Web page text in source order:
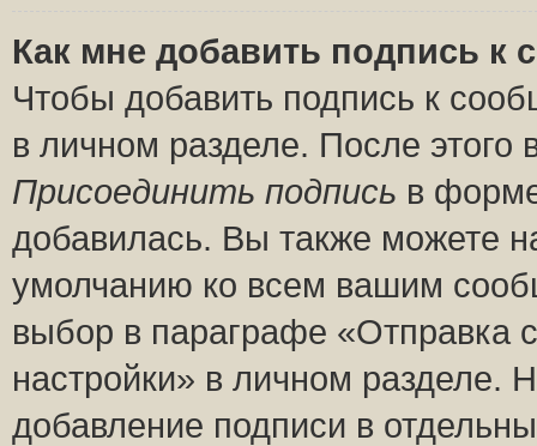
Как мне добавить подпись к
Чтобы добавить подпись к
в личном разделе. После
Присоединить подпись в
добавилась. Вы также можете
умолчанию ко всем вашим
выбор в параграфе «Отправка
настройки» в личном разделе.
добавление подписи в